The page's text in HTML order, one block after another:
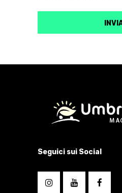
Seguici sui Social